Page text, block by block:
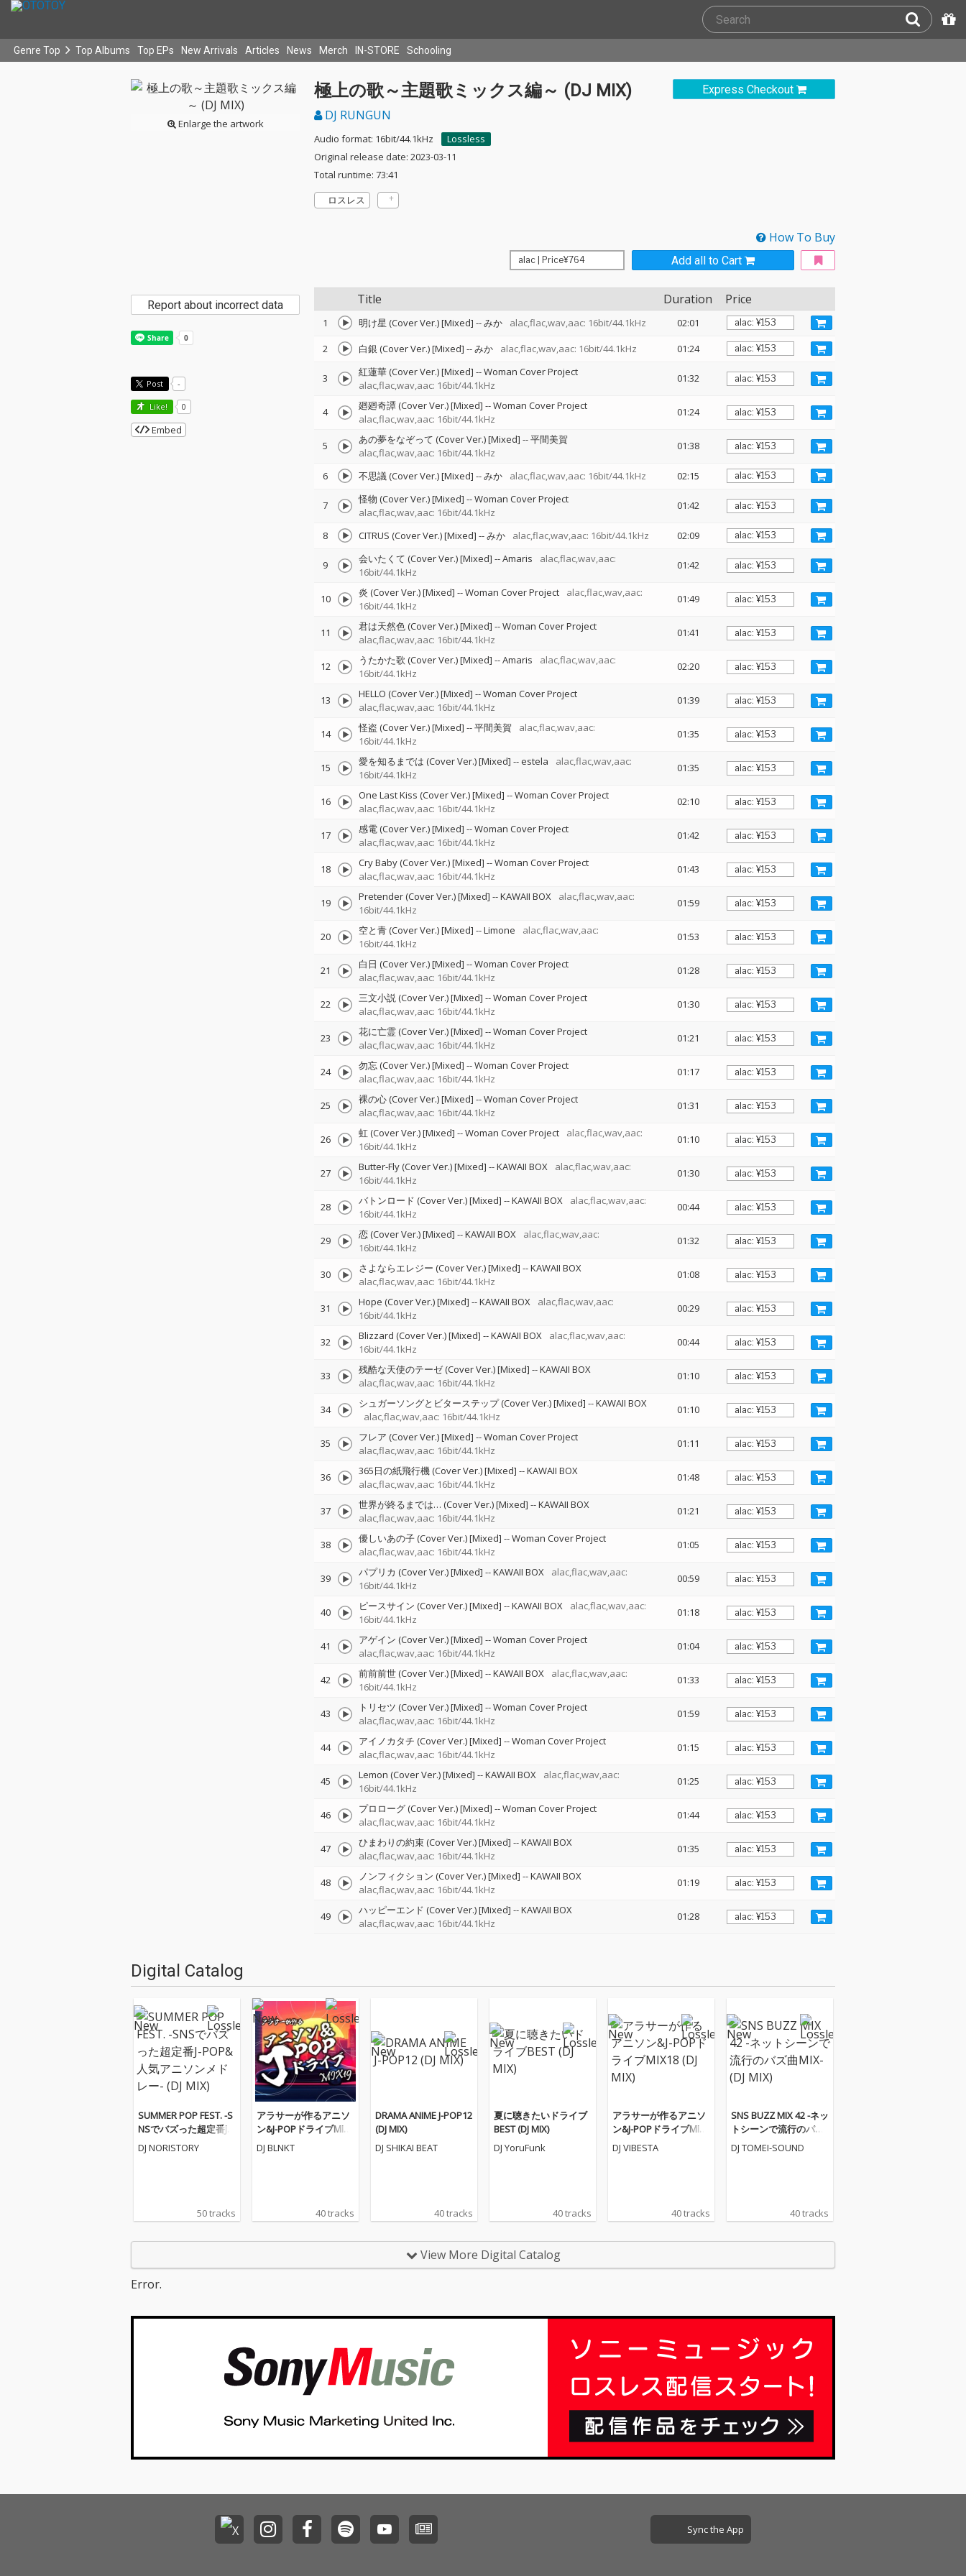
Genre Top Top Albums Top EPs New Arrivals Articles News Merch IN-STORE Schooling
Enlarge the artwork
Express Checkout
極上の歌～主題歌ミックス編～ (DJ MIX)
DJ RUNGUN
Audio format: 16bit/44.1kHz
Lossless
Original release date: 2023-03-11
Total runtime: 73:41
ロスレス
How To Buy
Add all to Cart
Title Duration Price
1 明け星 (Cover Ver.) [Mixed] --みか alac,flac,wav,aac: 16bit/44.1kHz
02:01
2
白銀 (Cover Ver.) [Mixed] --みか alac,flac,wav,aac: 16bit/44.1kHz 01:24
3 紅蓮華 (Cover Ver.) [Mixed] --Woman Cover Project
alac,flac,wav,aac: 16bit/44.1kHz
01:32
4 廻廻奇譚 (Cover Ver.) [Mixed] --Woman Cover Project
alac,flac,wav,aac: 16bit/44.1kHz
01:24
5 あの夢をなぞって (Cover Ver.) [Mixed] --平間美賀
alac,flac,wav,aac: 16bit/44.1kHz
01:38
6 不思議 (Cover Ver.) [Mixed] --みか alac,flac,wav,aac: 16bit/44.1kHz 02:15
7 怪物 (Cover Ver.) [Mixed] --Woman Cover Project
alac,flac,wav,aac: 16bit/44.1kHz
01:42
8 CITRUS (Cover Ver.) [Mixed] --みか alac,flac,wav,aac: 16bit/44.1kHz 02:09
9 会いたくて (Cover Ver.) [Mixed] --Amaris
alac,flac,wav,aac:
16bit/44.1kHz
01:42
10 炎 (Cover Ver.) [Mixed] --Woman Cover Project
alac,flac,wav,aac:
16bit/44.1kHz
01:49
11 君は天然色 (Cover Ver.) [Mixed] --Woman Cover Project
alac,flac,wav,aac: 16bit/44.1kHz
01:41
12 うたかた歌 (Cover Ver.) [Mixed] --Amaris
alac,flac,wav,aac:
16bit/44.1kHz
02:20
13 HELLO (Cover Ver.) [Mixed] --Woman Cover Project
alac,flac,wav,aac: 16bit/44.1kHz
01:39
14 怪盗 (Cover Ver.) [Mixed] --平間美賀
alac,flac,wav,aac:
16bit/44.1kHz
01:35
15 愛を知るまでは (Cover Ver.) [Mixed] --estela
alac,flac,wav,aac:
16bit/44.1kHz
01:35
16 One Last Kiss (Cover Ver.) [Mixed] --Woman Cover Project
alac,flac,wav,aac: 16bit/44.1kHz
02:10
17 感電 (Cover Ver.) [Mixed] --Woman Cover Project
alac,flac,wav,aac: 16bit/44.1kHz
01:42
18 Cry Baby (Cover Ver.) [Mixed] --Woman Cover Project
alac,flac,wav,aac: 16bit/44.1kHz
01:43
19 Pretender (Cover Ver.) [Mixed] --KAWAII BOX
alac,flac,wav,aac:
16bit/44.1kHz
01:59
20 空と青 (Cover Ver.) [Mixed] --Limone
alac,flac,wav,aac:
16bit/44.1kHz
01:53
21 白日 (Cover Ver.) [Mixed] --Woman Cover Project
alac,flac,wav,aac: 16bit/44.1kHz
01:28
22 三文小説 (Cover Ver.) [Mixed] --Woman Cover Project
alac,flac,wav,aac: 16bit/44.1kHz
01:30
23 花に亡霊 (Cover Ver.) [Mixed] --Woman Cover Project
alac,flac,wav,aac: 16bit/44.1kHz
01:21
24 勿忘 (Cover Ver.) [Mixed] --Woman Cover Project
alac,flac,wav,aac: 16bit/44.1kHz
01:17
25 裸の心 (Cover Ver.) [Mixed] --Woman Cover Project
alac,flac,wav,aac: 16bit/44.1kHz
01:31
26 虹 (Cover Ver.) [Mixed] --Woman Cover Project
alac,flac,wav,aac:
16bit/44.1kHz
01:10
27 Butter-Fly (Cover Ver.) [Mixed] --KAWAII BOX
alac,flac,wav,aac:
16bit/44.1kHz
01:30
28 バトンロード (Cover Ver.) [Mixed] --KAWAII BOX
alac,flac,wav,aac:
16bit/44.1kHz
00:44
29 恋 (Cover Ver.) [Mixed] --KAWAII BOX
alac,flac,wav,aac:
16bit/44.1kHz
01:32
30 さよならエレジー (Cover Ver.) [Mixed] --KAWAII BOX
alac,flac,wav,aac: 16bit/44.1kHz
01:08
31 Hope (Cover Ver.) [Mixed] --KAWAII BOX
alac,flac,wav,aac:
16bit/44.1kHz
00:29
32 Blizzard (Cover Ver.) [Mixed] --KAWAII BOX
alac,flac,wav,aac:
16bit/44.1kHz
00:44
33 残酷な天使のテーゼ (Cover Ver.) [Mixed] --KAWAII BOX
alac,flac,wav,aac: 16bit/44.1kHz
01:10
34 シュガーソングとビターステップ (Cover Ver.) [Mixed] --KAWAII BOX
alac,flac,wav,aac: 16bit/44.1kHz
01:10
35 フレア (Cover Ver.) [Mixed] --Woman Cover Project
alac,flac,wav,aac: 16bit/44.1kHz
01:11
36 365日の紙飛行機 (Cover Ver.) [Mixed] --KAWAII BOX
alac,flac,wav,aac: 16bit/44.1kHz
01:48
37 世界が終るまでは… (Cover Ver.) [Mixed] --KAWAII BOX
alac,flac,wav,aac: 16bit/44.1kHz
01:21
38 優しいあの子 (Cover Ver.) [Mixed] --Woman Cover Project
alac,flac,wav,aac: 16bit/44.1kHz
01:05
39 パプリカ (Cover Ver.) [Mixed] --KAWAII BOX
alac,flac,wav,aac:
16bit/44.1kHz
00:59
40 ピースサイン (Cover Ver.) [Mixed] --KAWAII BOX
alac,flac,wav,aac:
16bit/44.1kHz
01:18
41 アゲイン (Cover Ver.) [Mixed] --Woman Cover Project
alac,flac,wav,aac: 16bit/44.1kHz
01:04
42 前前前世 (Cover Ver.) [Mixed] --KAWAII BOX
alac,flac,wav,aac:
16bit/44.1kHz
01:33
43 トリセツ (Cover Ver.) [Mixed] --Woman Cover Project
alac,flac,wav,aac: 16bit/44.1kHz
01:59
44 アイノカタチ (Cover Ver.) [Mixed] --Woman Cover Project
alac,flac,wav,aac: 16bit/44.1kHz
01:15
45 Lemon (Cover Ver.) [Mixed] --KAWAII BOX
alac,flac,wav,aac:
16bit/44.1kHz
01:25
46 プロローグ (Cover Ver.) [Mixed] --Woman Cover Project
alac,flac,wav,aac: 16bit/44.1kHz
01:44
47 ひまわりの約束 (Cover Ver.) [Mixed] --KAWAII BOX
alac,flac,wav,aac: 16bit/44.1kHz
01:35
48 ノンフィクション (Cover Ver.) [Mixed] --KAWAII BOX
alac,flac,wav,aac: 16bit/44.1kHz
01:19
49 ハッピーエンド (Cover Ver.) [Mixed] --KAWAII BOX
alac,flac,wav,aac: 16bit/44.1kHz
01:28
Report about incorrect data
Post -
Like! 0
Embed
Digital Catalog
SUMMER POP FEST. -S
NSでバズった超定番J-P
OP&人気アニソンメド
レー- (DJ MIX)
DJ NORISTORY
50 tracks
アラサーが作るアニソ
ン&J-POPドライブMIX1
9 (DJ MIX)
DJ BLNKT
40 tracks
DRAMA ANIME J-POP12
(DJ MIX)
DJ SHIKAI BEAT
40 tracks
夏に聴きたいドライブ
BEST (DJ MIX)
DJ YoruFunk
40 tracks
アラサーが作るアニソ
ン&J-POPドライブMIX1
8 (DJ MIX)
DJ VIBESTA
40 tracks
SNS BUZZ MIX 42 -ネッ
トシーンで流行のバズ
曲MIX- (DJ MIX)
DJ TOMEI-SOUND
40 tracks
View More Digital Catalog
Error.
Sync the App